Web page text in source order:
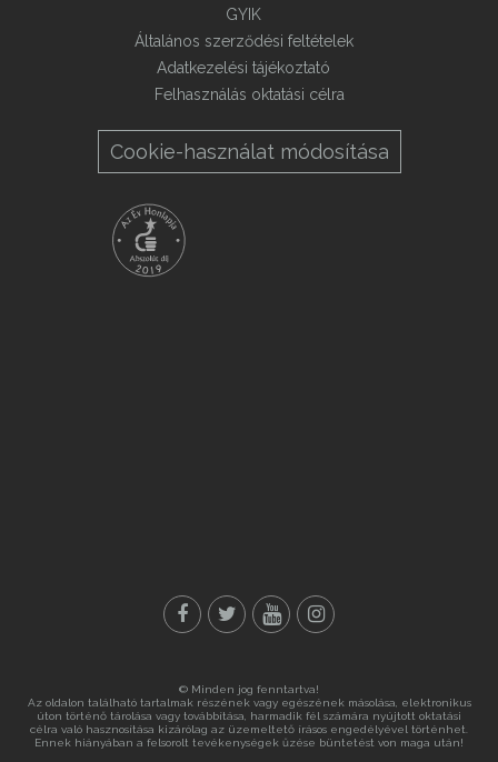
GYIK
Általános szerződési feltételek
Adatkezelési tájékoztató
Felhasználás oktatási célra
Cookie-használat módosítása
© Minden jog fenntartva!
Az oldalon található tartalmak részének vagy egészének másolása, elektronikus
úton történő tárolása vagy továbbítása, harmadik fél számára nyújtott oktatási
célra való hasznosítása kizárólag az üzemeltető írásos engedélyével történhet.
Ennek hiányában a felsorolt tevékenységek űzése büntetést von maga után!